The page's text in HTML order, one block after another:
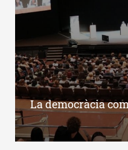
La democràcia